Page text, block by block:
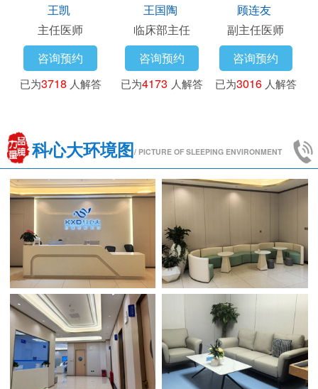
王凯
主任医师
咨询预约
已为3718 人解答
王国陶
临床部主任
咨询预约
已为4173 人解答
顾连友
副主任医师
咨询预约
已为3016 人解答
科心大环境图/ PICTURE OF SLEEPING ENVIRONMENT